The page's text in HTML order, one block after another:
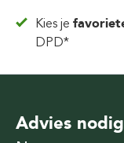
Kies je
DPD*
Advies